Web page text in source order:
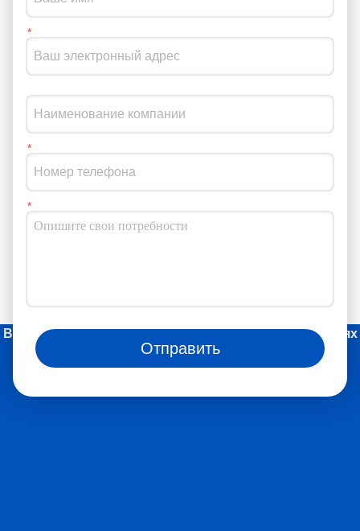
Отправить
Вы также можете следить за нами в социальных сетях